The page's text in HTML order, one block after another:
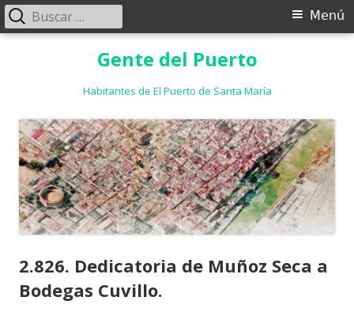
Gente del Puerto
Habitantes de El Puerto de Santa María
Menú
Menú
Buscar:
2.826. Dedicatoria de Muñoz Seca a
Bodegas Cuvillo.